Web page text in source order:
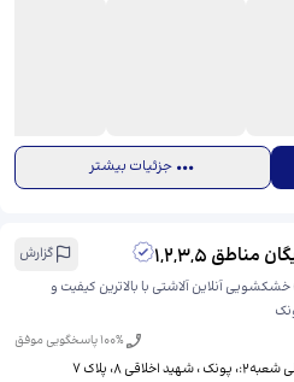
جزئیات بیشتر
1,2,3,5
گزارش
رایگان در مناطق (1،2،3،5،22،9،10) خشکشویی آنلاین آلاشتی با بالاترین کیفیت و
100% پاسخگویی موفق